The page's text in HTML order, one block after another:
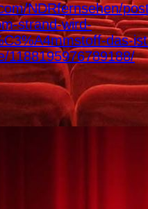
NDRfernsehen/
strand-wird-
das-
1188195976789188/